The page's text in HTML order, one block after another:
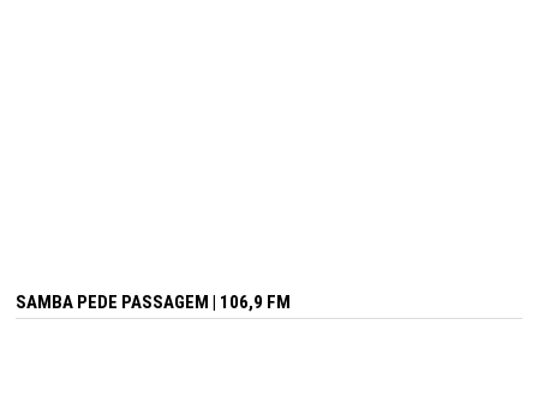
SAMBA PEDE PASSAGEM | 106,9 FM